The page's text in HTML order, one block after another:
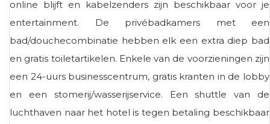
online blijft en kabelzenders zijn beschikbaar voor je
entertainment. De privébadkamers met een
bad/douchecombinatie hebben elk een extra diep bad
en gratis toiletartikelen. Enkele van de voorzieningen zijn
een 24-uurs businesscentrum, gratis kranten in de lobby
en een stomerij/wasserijservice. Een shuttle van de
luchthaven naar het hotel is tegen betaling beschikbaar